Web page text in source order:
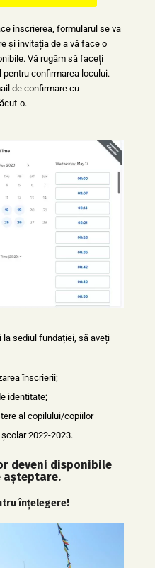
înscrierea, formularul se va
și invitația de a vă face o
Vă rugăm să faceți
confirmarea locului.
de confirmare cu
o.
la sediul fundației, să aveți
înscrierii;
identitate;
al copilului/copiilor
2022-2023.
deveni disponibile
așteptare.
înțelegere!